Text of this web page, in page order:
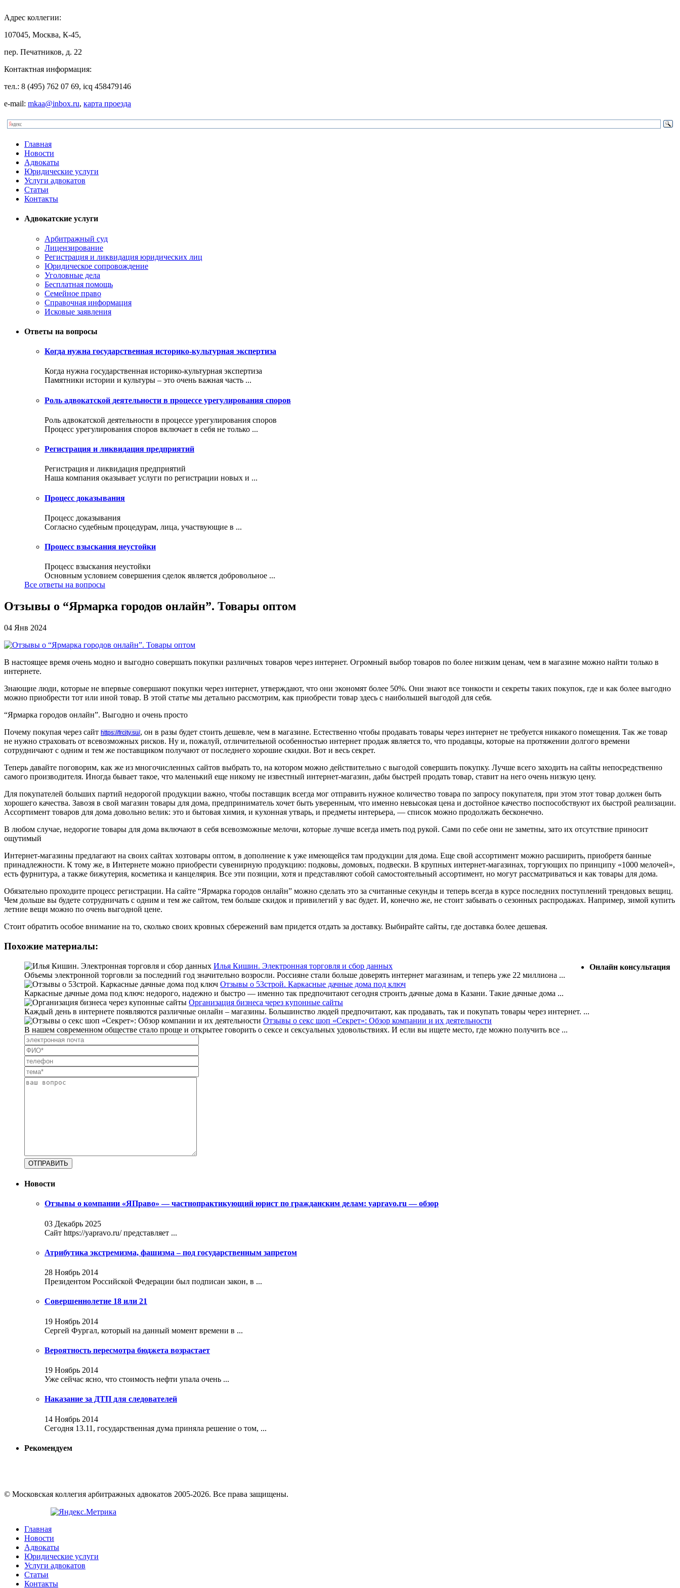
Адрес коллегии:
107045, Москва, К-45,
пер. Печатников, д. 22
Контактная информация:
тел.: 8 (495) 762 07 69, icq 458479146
e-mail: mkaa@inbox.ru, карта проезда
Главная
Новости
Адвокаты
Юридические услуги
Услуги адвокатов
Статьи
Контакты
Адвокатские услуги
Арбитражный суд
Лицензирование
Регистрация и ликвидация юридических лиц
Юридическое сопровождение
Уголовные дела
Бесплатная помощь
Семейное право
Справочная информация
Исковые заявления
Ответы на вопросы
Когда нужна государственная историко-культурная экспертиза
Когда нужна государственная историко-культурная экспертиза
Памятники истории и культуры – это очень важная часть ...
Роль адвокатской деятельности в процессе урегулирования споров
Роль адвокатской деятельности в процессе урегулирования споров
Процесс урегулирования споров включает в себя не только ...
Регистрация и ликвидация предприятий
Регистрация и ликвидация предприятий
Наша компания оказывает услуги по регистрации новых и ...
Процесс доказывания
Процесс доказывания
Согласно судебным процедурам, лица, участвующие в ...
Процесс взыскания неустойки
Процесс взыскания неустойки
Основным условием совершения сделок является добровольное ...
Все ответы на вопросы
Отзывы о “Ярмарка городов онлайн”. Товары оптом
04 Янв 2024
В настоящее время очень модно и выгодно совершать покупки различных товаров через интернет. Огромный выбор товаров по более низким ценам, чем в магазине можно найти только в
интернете.
Знающие люди, которые не впервые совершают покупки через интернет, утверждают, что они экономят более 50%. Они знают все тонкости и секреты таких покупок, где и как более выгодно
можно приобрести тот или иной товар. В этой статье мы детально рассмотрим, как приобрести товар здесь с наибольшей выгодой для себя.
“Ярмарка городов онлайн”. Выгодно и очень просто
Почему покупая через сайт https://frcity.su/, он в разы будет стоить дешевле, чем в магазине. Естественно чтобы продавать товары через интернет не требуется никакого помещения. Так же товар
не нужно страховать от всевозможных рисков. Ну и, пожалуй, отличительной особенностью интернет продаж является то, что продавцы, которые на протяжении долгого времени
сотрудничают с одним и тем же поставщиком получают от последнего хорошие скидки. Вот и весь секрет.
Теперь давайте поговорим, как же из многочисленных сайтов выбрать то, на котором можно действительно с выгодой совершить покупку. Лучше всего заходить на сайты непосредственно
самого производителя. Иногда бывает такое, что маленький еще никому не известный интернет-магазин, дабы быстрей продать товар, ставит на него очень низкую цену.
Для покупателей больших партий недорогой продукции важно, чтобы поставщик всегда мог отправить нужное количество товара по запросу покупателя, при этом этот товар должен быть
хорошего качества. Завозя в свой магазин товары для дома, предприниматель хочет быть уверенным, что именно невысокая цена и достойное качество поспособствуют их быстрой реализации.
Ассортимент товаров для дома довольно велик: это и бытовая химия, и кухонная утварь, и предметы интерьера, — список можно продолжать бесконечно.
В любом случае, недорогие товары для дома включают в себя всевозможные мелочи, которые лучше всегда иметь под рукой. Сами по себе они не заметны, зато их отсутствие приносит
ощутимый
Интернет-магазины предлагают на своих сайтах хозтовары оптом, в дополнение к уже имеющейся там продукции для дома. Еще свой ассортимент можно расширить, приобретя банные
принадлежности. К тому же, в Интернете можно приобрести сувенирную продукцию: подковы, домовых, подвески. В крупных интернет-магазинах, торгующих по принципу «1000 мелочей»,
есть фурнитура, а также бижутерия, косметика и канцелярия. Все эти позиции, хотя и представляют собой самостоятельный ассортимент, но могут рассматриваться и как товары для дома.
Обязательно проходите процесс регистрации. На сайте “Ярмарка городов онлайн” можно сделать это за считанные секунды и теперь всегда в курсе последних поступлений трендовых вещиц.
Чем дольше вы будете сотрудничать с одним и тем же сайтом, тем больше скидок и привилегий у вас будет. И, конечно же, не стоит забывать о сезонных распродажах. Например, зимой купить
летние вещи можно по очень выгодной цене.
Стоит обратить особое внимание на то, сколько своих кровных сбережений вам придется отдать за доставку. Выбирайте сайты, где доставка более дешевая.
Похожие материалы:
Илья Кишин. Электронная торговля и сбор данных
Объемы электронной торговли за последний год значительно возросли. Россияне стали больше доверять интернет магазинам, и теперь уже 22 миллиона ...
Отзывы о 53строй. Каркасные дачные дома под ключ
Каркасные дачные дома под ключ: недорого, надежно и быстро — именно так предпочитают сегодня строить дачные дома в Казани. Такие дачные дома ...
Организация бизнеса через купонные сайты
Каждый день в интернете появляются различные онлайн – магазины. Большинство людей предпочитают, как продавать, так и покупать товары через интернет. ...
Отзывы о секс шоп «Секрет»: Обзор компании и их деятельности
В нашем современном обществе стало проще и открытее говорить о сексе и сексуальных удовольствиях. И если вы ищете место, где можно получить все ...
Онлайн консультация
Новости
Отзывы о компании «ЯПраво» — частнопрактикующий юрист по гражданским делам: yapravo.ru — обзор
03 Декабрь 2025
Сайт https://yapravo.ru/ представляет ...
Атрибутика экстремизма, фашизма – под государственным запретом
28 Ноябрь 2014
Президентом Российской Федерации был подписан закон, в ...
Совершеннолетие 18 или 21
19 Ноябрь 2014
Сергей Фургал, который на данный момент времени в ...
Вероятность пересмотра бюджета возрастает
19 Ноябрь 2014
Уже сейчас ясно, что стоимость нефти упала очень ...
Наказание за ДТП для следователей
14 Ноябрь 2014
Сегодня 13.11, государственная дума приняла решение о том, ...
Рекомендуем
© Московская коллегия арбитражных адвокатов 2005-2026. Все права защищены.
Главная
Новости
Адвокаты
Юридические услуги
Услуги адвокатов
Статьи
Контакты